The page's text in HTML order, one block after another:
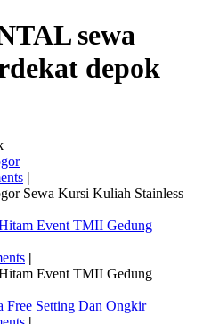
sewa
depok
|
Sewa Kursi Kuliah Stainless
Event TMII Gedung
|
Event TMII Gedung
Free Setting Dan Ongkir